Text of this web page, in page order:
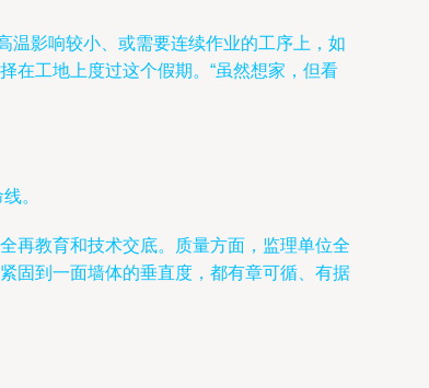
温影响较小、或需要连续作业的工序上，如
在工地上度过这个假期。“虽然想家，但看
。
再教育和技术交底。质量方面，监理单位全
固到一面墙体的垂直度，都有章可循、有据